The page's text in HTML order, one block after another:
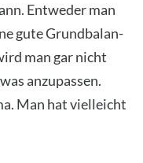
Ent­we­der man
gute Grund­ba­lan­
man gar nicht
anzu­pas­sen.
Man hat viel­leicht